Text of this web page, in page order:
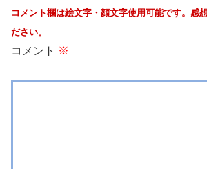
コメント欄は絵文字・顔文字使用可能です。感
ださい。
コメント ※